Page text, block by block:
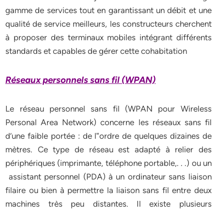
gamme de services tout en garantissant un débit et une
qualité de service meilleurs, les constructeurs cherchent
à proposer des terminaux mobiles intégrant différents
standards et capables de gérer cette cohabitation
Réseaux personnels sans fil (WPAN)
Le réseau personnel sans fil (WPAN pour Wireless
Personal Area Network) concerne les réseaux sans fil
d’une faible portée : de l‟ordre de quelques dizaines de
mètres. Ce type de réseau est adapté à relier des
périphériques (imprimante, téléphone portable,. . .) ou un
assistant personnel (PDA) à un ordinateur sans liaison
filaire ou bien à permettre la liaison sans fil entre deux
machines très peu distantes. Il existe plusieurs